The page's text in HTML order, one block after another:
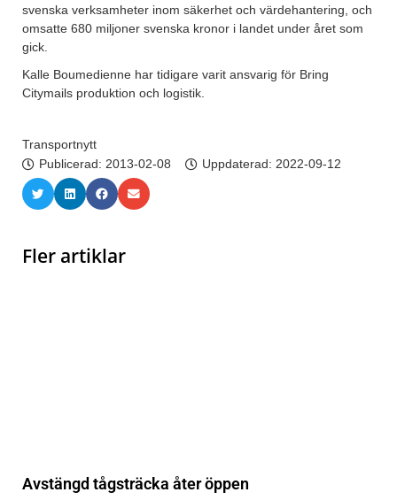
svenska verksamheter inom säkerhet och värdehantering, och
omsatte 680 miljoner svenska kronor i landet under året som
gick.
Kalle Boumedienne har tidigare varit ansvarig för Bring
Citymails produktion och logistik.
Transportnytt
Publicerad: 2013-02-08 Uppdaterad: 2022-09-12
Fler artiklar
Avstängd tågsträcka åter öppen